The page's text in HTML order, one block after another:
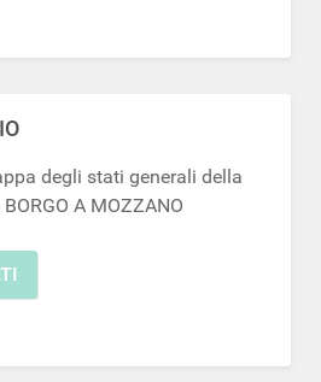
degli stati generali della
A MOZZANO